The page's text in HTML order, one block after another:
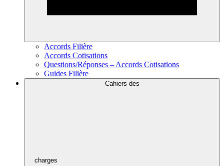
Accords Filière
Accords Cotisations
Questions/Réponses – Accords Cotisations
Guides Filière
Cahiers des
charges